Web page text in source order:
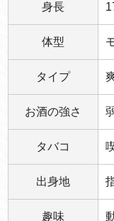
身長
体型
タイプ
お酒の強さ
タバコ
出身地
趣味